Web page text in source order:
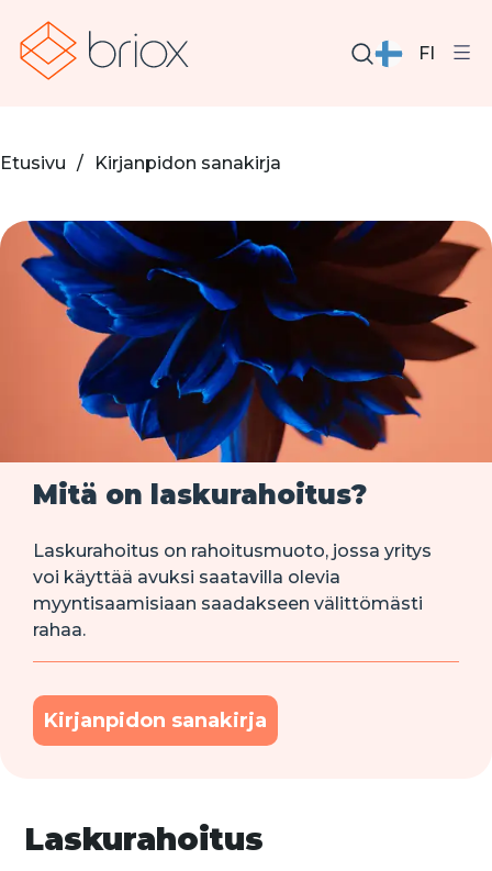
FI
Etusivu / Kirjanpidon sanakirja
Mitä on laskurahoitus?
Laskurahoitus on rahoitusmuoto, jossa yritys
voi käyttää avuksi saatavilla olevia
myyntisaamisiaan saadakseen välittömästi
rahaa.
Kirjanpidon sanakirja
Laskurahoitus